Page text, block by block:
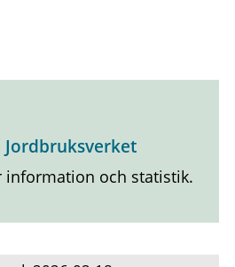
information och statistik.